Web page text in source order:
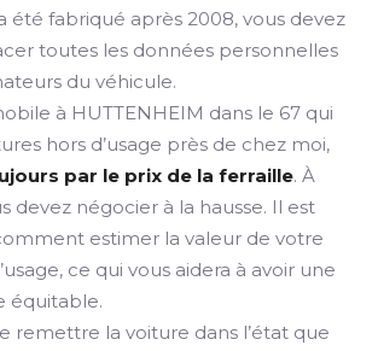
été fabriqué après 2008, vous devez
toutes les données personnelles
du véhicule.
à HUTTENHEIM dans le 67 qui
hors d’usage près de chez moi,
par le prix de la ferraille. À
devez négocier à la hausse. Il est
estimer la valeur de votre
ce qui vous aidera à avoir une
équitable.
remettre la voiture dans l’état que